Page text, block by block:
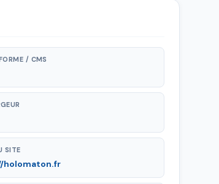
/ CMS
SITE